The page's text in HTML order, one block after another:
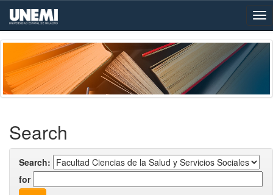
Skip
navigation
Search
Search:
for